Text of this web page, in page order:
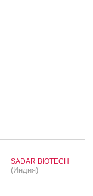
SADAR BIOTECH
(Индия)